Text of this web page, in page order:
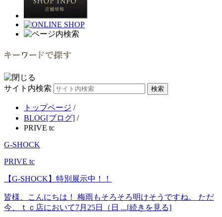
サイト内検索
トップページ /
BLOG[ブログ] /
PRIVE tc
G-SHOCK
PRIVE tc
【G-SHOCK】特別展示中！！
皆様、こんにちは！ 梅雨もそろそろ明けそうですね。 ただ
今、ｔｃ店において7月25日（日 ...[続きを見る]